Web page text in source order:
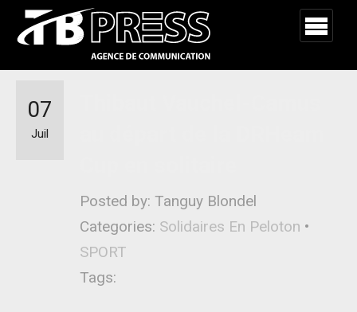
Posted by: Tanguy Blondel
Categories: Solidaires En Peloton •
SPORT
Tags:
07
Juil